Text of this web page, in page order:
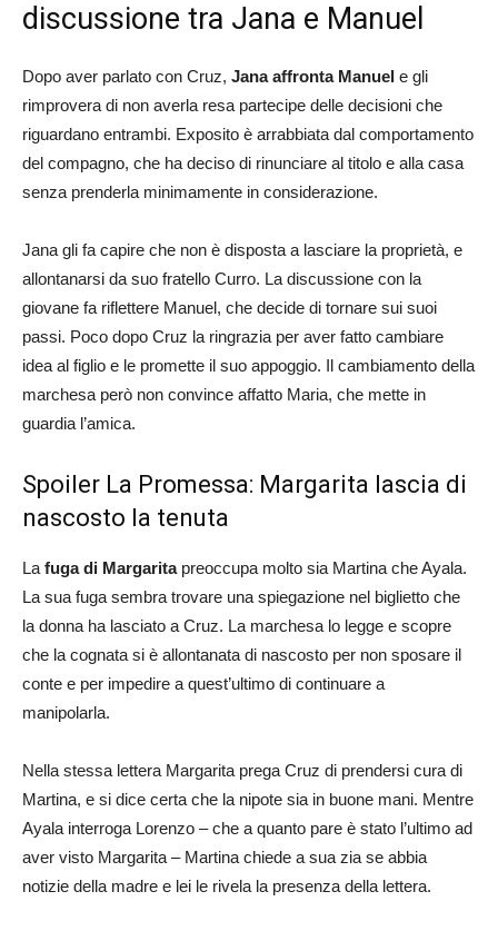
discussione tra Jana e Manuel
Dopo aver parlato con Cruz, Jana affronta Manuel e gli
rimprovera di non averla resa partecipe delle decisioni che
riguardano entrambi. Exposito è arrabbiata dal comportamento
del compagno, che ha deciso di rinunciare al titolo e alla casa
senza prenderla minimamente in considerazione.
Jana gli fa capire che non è disposta a lasciare la proprietà, e
allontanarsi da suo fratello Curro. La discussione con la
giovane fa riflettere Manuel, che decide di tornare sui suoi
passi. Poco dopo Cruz la ringrazia per aver fatto cambiare
idea al figlio e le promette il suo appoggio. Il cambiamento della
marchesa però non convince affatto Maria, che mette in
guardia l’amica.
Spoiler La Promessa: Margarita lascia di
nascosto la tenuta
La fuga di Margaritapreoccupa molto sia Martina che Ayala.
La sua fuga sembra trovare una spiegazione nel biglietto che
la donna ha lasciato a Cruz. La marchesa lo legge e scopre
che la cognata si è allontanata di nascosto per non sposare il
conte e per impedire a quest’ultimo di continuare a
manipolarla.
Nella stessa lettera Margarita prega Cruz di prendersi cura di
Martina, e si dice certa che la nipote sia in buone mani. Mentre
Ayala interroga Lorenzo – che a quanto pare è stato l’ultimo ad
aver visto Margarita – Martina chiede a sua zia se abbia
notizie della madre e lei le rivela la presenza della lettera.